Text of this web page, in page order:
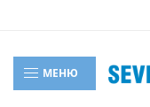
МЕНЮ